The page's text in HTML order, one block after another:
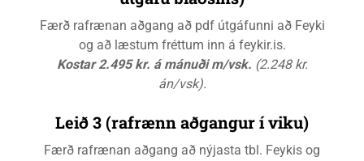
Færð rafrænan aðgang að pdf útgáfunni að Feyki
og að læstum fréttum inn á feykir.is.
Kostar 2.495 kr. á mánuði m/vsk. (2.248 kr.
án/vsk).
Leið 3 (rafrænn aðgangur í viku)
Færð rafrænan aðgang að nýjasta tbl. Feykis og